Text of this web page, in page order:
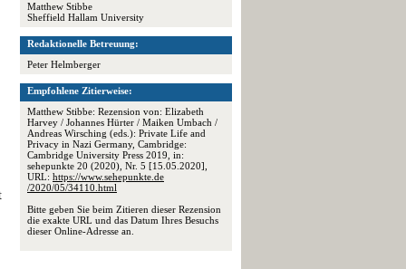
Matthew Stibbe
Sheffield Hallam University
Redaktionelle Betreuung:
Peter Helmberger
Empfohlene Zitierweise:
Matthew Stibbe: Rezension von: Elizabeth
Harvey / Johannes Hürter / Maiken Umbach /
Andreas Wirsching (eds.): Private Life and
Privacy in Nazi Germany, Cambridge:
Cambridge University Press 2019, in:
sehepunkte 20 (2020), Nr. 5 [15.05.2020],
URL: https://www.sehepunkte.de
/2020/05/34110.html
Bitte geben Sie beim Zitieren dieser Rezension
die exakte URL und das Datum Ihres Besuchs
dieser Online-Adresse an.